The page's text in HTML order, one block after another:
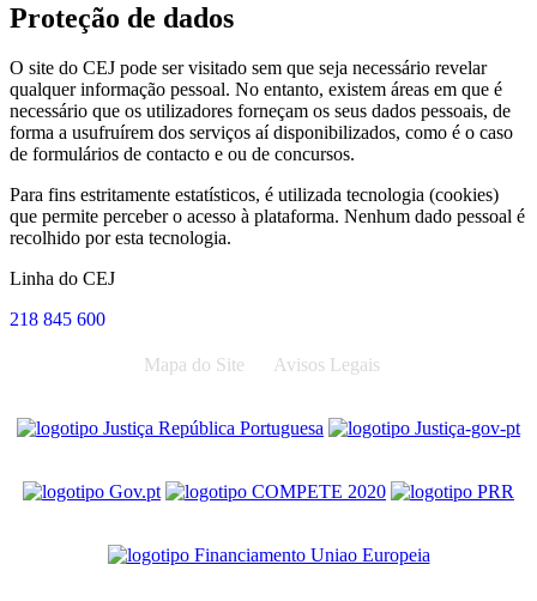
Proteção de dados
O site do CEJ pode ser visitado sem que seja necessário revelar
qualquer informação pessoal. No entanto, existem áreas em que é
necessário que os utilizadores forneçam os seus dados pessoais, de
forma a usufruírem dos serviços aí disponibilizados, como é o caso
de formulários de contacto e ou de concursos.
Para fins estritamente estatísticos, é utilizada tecnologia (cookies)
que permite perceber o acesso à plataforma. Nenhum dado pessoal é
recolhido por esta tecnologia.
Linha do CEJ
218 845 600
Mapa do Site Avisos Legais